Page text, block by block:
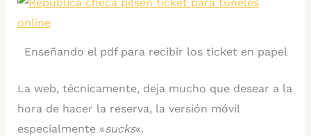
Enseñando el pdf para recibir los ticket en papel
La web, técnicamente, deja mucho que desear a la
hora de hacer la reserva, la versión móvil
especialmente «sucks«.